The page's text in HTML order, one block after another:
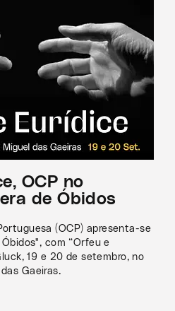
OCP no
de Óbidos
(OCP) apresenta-se
com “Orfeu e
19 e 20 de setembro, no
Gaeiras.